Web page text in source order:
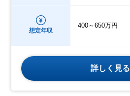
想定年収
400～650万円
詳しく見る